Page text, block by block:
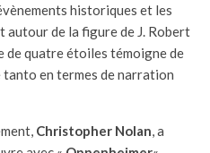
historiques et les
autour de la figure de J. Robert
de quatre étoiles témoigne de
en termes de narration
Christopher Nolan, a